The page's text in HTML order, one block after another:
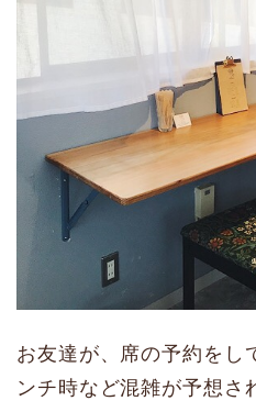
お友達が、席の予約をし
ンチ時など混雑が予想さ